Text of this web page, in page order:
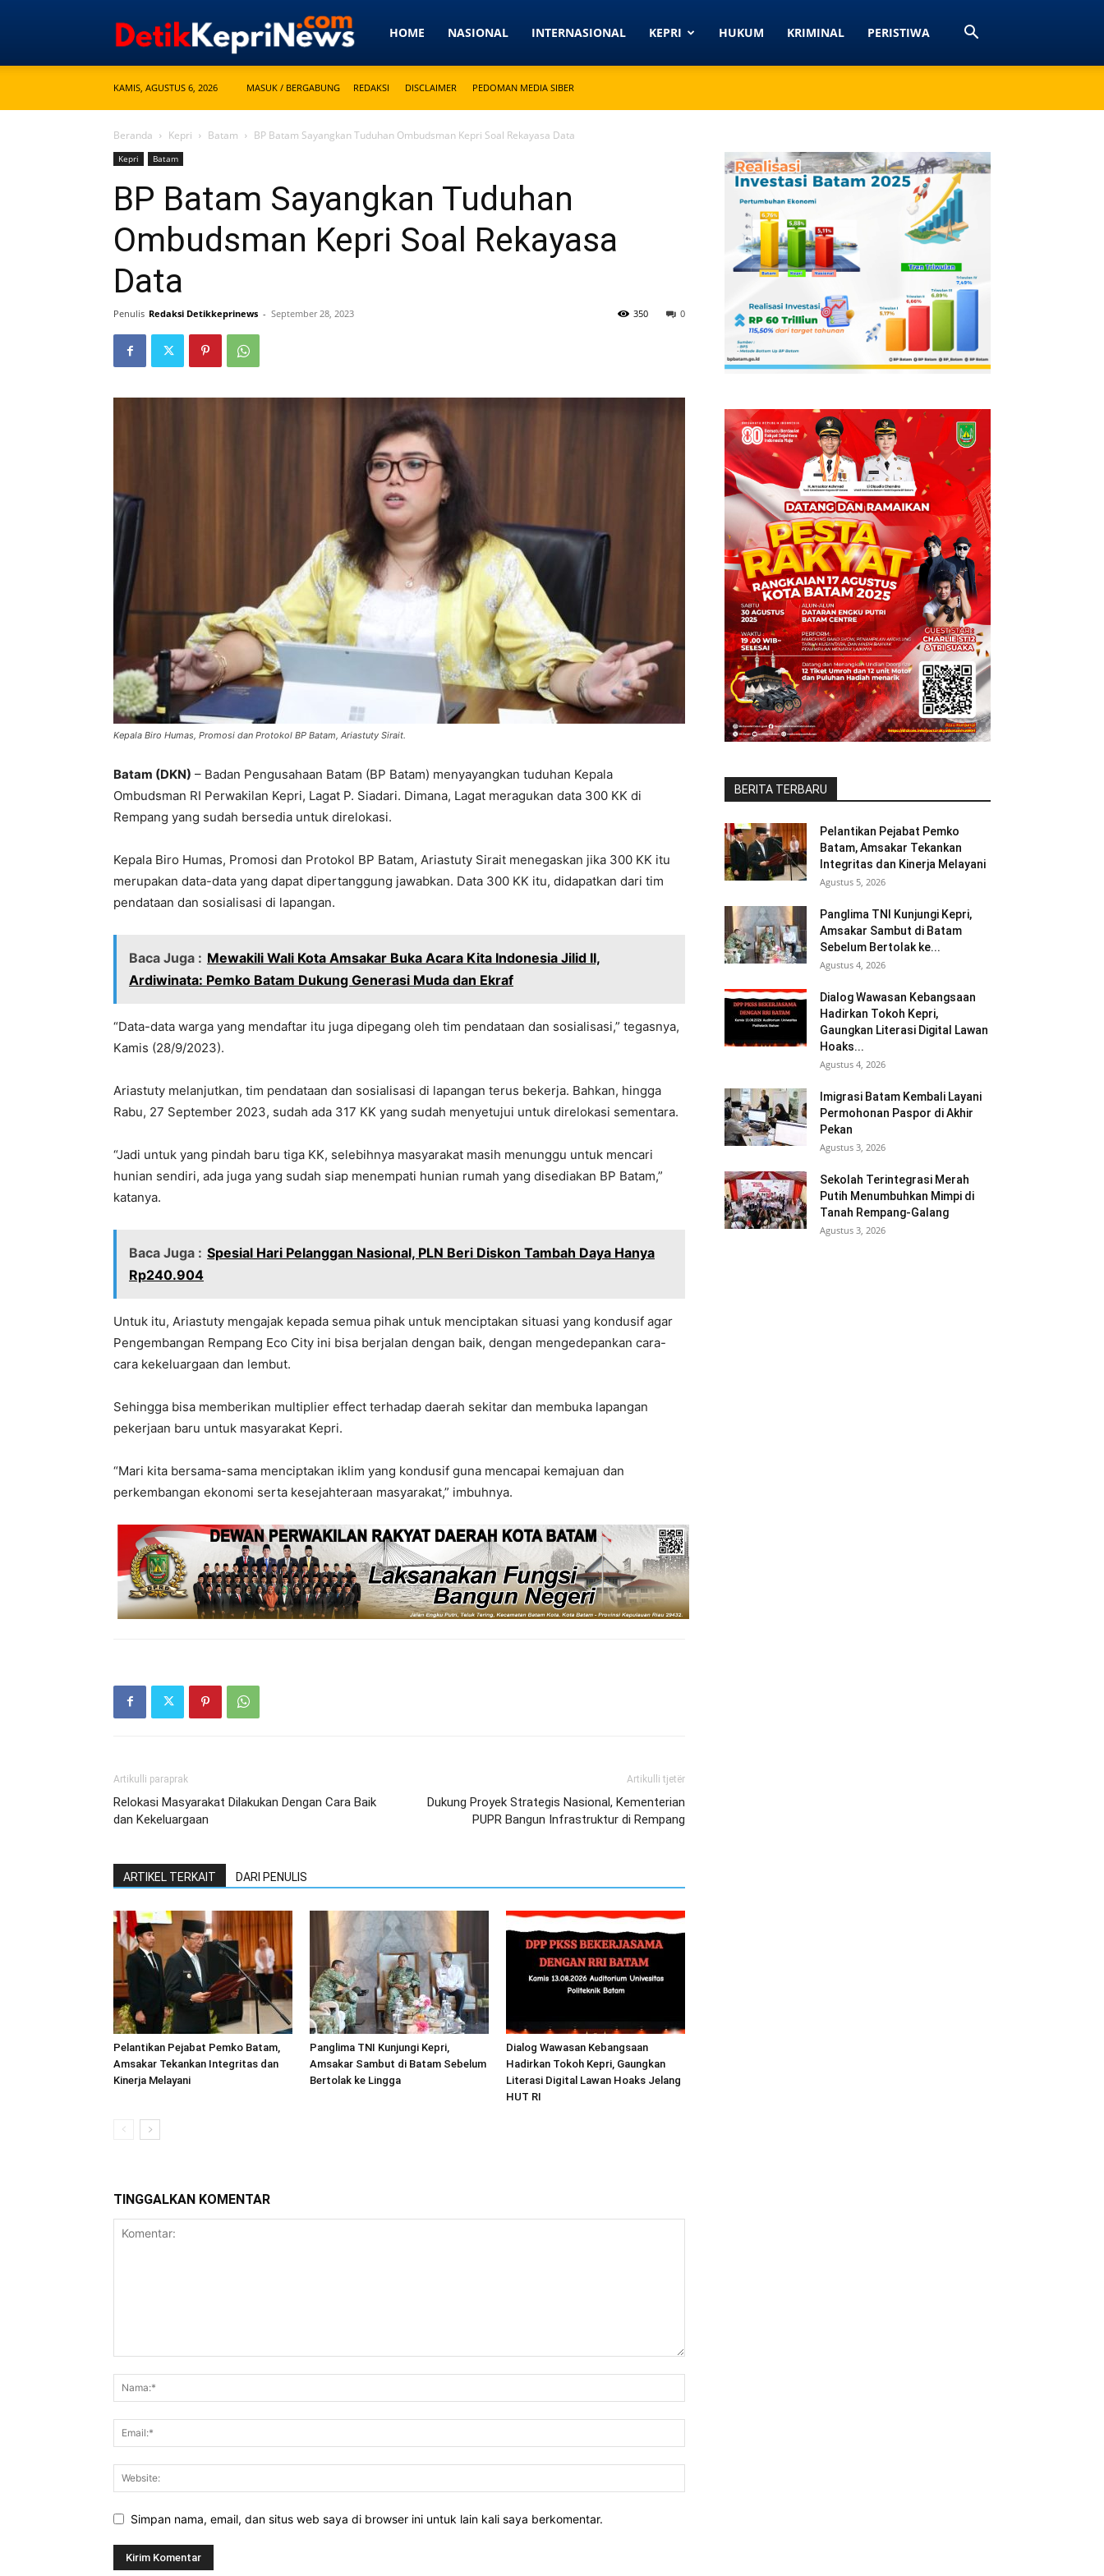
Detikkeprinews.com
HOME NASIONAL INTERNASIONAL KEPRI HUKUM KRIMINAL PERISTIWA
KAMIS, AGUSTUS 6, 2026 MASUK / BERGABUNG REDAKSI DISCLAIMER PEDOMAN MEDIA SIBER
Beranda Kepri Batam BP Batam Sayangkan Tuduhan Ombudsman Kepri Soal Rekayasa Data
Kepri Batam
BP Batam Sayangkan Tuduhan
Ombudsman Kepri Soal Rekayasa
Data
Penulis Redaksi Detikkeprinews - September 28, 2023 0
350
Kepala Biro Humas, Promosi dan Protokol BP Batam, Ariastuty Sirait.
Batam (DKN) – Badan Pengusahaan Batam (BP Batam) menyayangkan tuduhan Kepala
Ombudsman RI Perwakilan Kepri, Lagat P. Siadari. Dimana, Lagat meragukan data 300 KK di
Rempang yang sudah bersedia untuk direlokasi.
Kepala Biro Humas, Promosi dan Protokol BP Batam, Ariastuty Sirait menegaskan jika 300 KK itu
merupakan data-data yang dapat dipertanggung jawabkan. Data 300 KK itu, didapatkan dari tim
pendataan dan sosialisasi di lapangan.
Baca Juga : Mewakili Wali Kota Amsakar Buka Acara Kita Indonesia Jilid II,
Ardiwinata: Pemko Batam Dukung Generasi Muda dan Ekraf
“Data-data warga yang mendaftar itu juga dipegang oleh tim pendataan dan sosialisasi,” tegasnya,
Kamis (28/9/2023).
Ariastuty melanjutkan, tim pendataan dan sosialisasi di lapangan terus bekerja. Bahkan, hingga
Rabu, 27 September 2023, sudah ada 317 KK yang sudah menyetujui untuk direlokasi sementara.
“Jadi untuk yang pindah baru tiga KK, selebihnya masyarakat masih menunggu untuk mencari
hunian sendiri, ada juga yang sudah siap menempati hunian rumah yang disediakan BP Batam,”
katanya.
Baca Juga : Spesial Hari Pelanggan Nasional, PLN Beri Diskon Tambah Daya Hanya
Rp240.904
Untuk itu, Ariastuty mengajak kepada semua pihak untuk menciptakan situasi yang kondusif agar
Pengembangan Rempang Eco City ini bisa berjalan dengan baik, dengan mengedepankan cara-
cara kekeluargaan dan lembut.
Sehingga bisa memberikan multiplier effect terhadap daerah sekitar dan membuka lapangan
pekerjaan baru untuk masyarakat Kepri.
“Mari kita bersama-sama menciptakan iklim yang kondusif guna mencapai kemajuan dan
perkembangan ekonomi serta kesejahteraan masyarakat,” imbuhnya.
Artikulli paraprak
Relokasi Masyarakat Dilakukan Dengan Cara Baik
dan Kekeluargaan
Artikulli tjetër
Dukung Proyek Strategis Nasional, Kementerian
PUPR Bangun Infrastruktur di Rempang
ARTIKEL TERKAIT DARI PENULIS
Pelantikan Pejabat Pemko Batam,
Amsakar Tekankan Integritas dan
Kinerja Melayani
Panglima TNI Kunjungi Kepri,
Amsakar Sambut di Batam Sebelum
Bertolak ke Lingga
Dialog Wawasan Kebangsaan
Hadirkan Tokoh Kepri, Gaungkan
Literasi Digital Lawan Hoaks Jelang
HUT RI
TINGGALKAN KOMENTAR
Simpan nama, email, dan situs web saya di browser ini untuk lain kali saya berkomentar.
BERITA TERBARU
Pelantikan Pejabat Pemko
Batam, Amsakar Tekankan
Integritas dan Kinerja Melayani
Agustus 5, 2026
Panglima TNI Kunjungi Kepri,
Amsakar Sambut di Batam
Sebelum Bertolak ke...
Agustus 4, 2026
Dialog Wawasan Kebangsaan
Hadirkan Tokoh Kepri,
Gaungkan Literasi Digital Lawan
Hoaks...
Agustus 4, 2026
Imigrasi Batam Kembali Layani
Permohonan Paspor di Akhir
Pekan
Agustus 3, 2026
Sekolah Terintegrasi Merah
Putih Menumbuhkan Mimpi di
Tanah Rempang-Galang
Agustus 3, 2026